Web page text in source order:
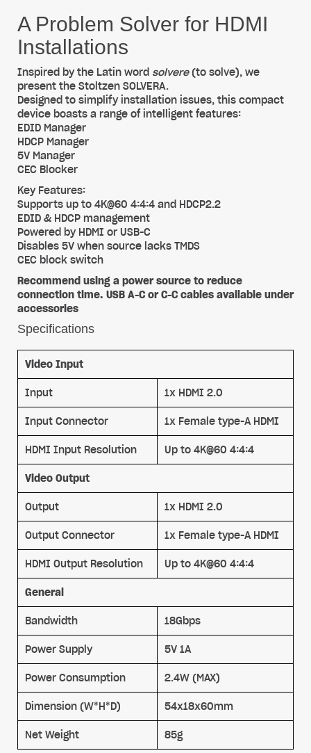
A Problem Solver for HDMI
Installations
Inspired by the Latin word solvere(to solve), we
present the Stoltzen SOLVERA.
Designed to simplify installation issues, this compact
device boasts a range of intelligent features:
EDID Manager
HDCP Manager
5V Manager
CEC Blocker
Key Features:
Supports up to 4K@60 4:4:4 and HDCP2.2
EDID & HDCP management
Powered by HDMI or USB-C
Disables 5V when source lacks TMDS
CEC block switch
Recommend using a power source to reduce
connection time. USB A-C or C-C cables available under
accessories
Specifications
Video Input
Input 1x HDMI 2.0
Input Connector 1x Female type-A HDMI
HDMI Input Resolution Up to 4K@60 4:4:4
Video Output
Output 1x HDMI 2.0
Output Connector 1x Female type-A HDMI
HDMI Output Resolution Up to 4K@60 4:4:4
General
Bandwidth 18Gbps
Power Supply 5V 1A
Power Consumption 2.4W (MAX)
Dimension (W*H*D) 54x18x60mm
Net Weight 85g